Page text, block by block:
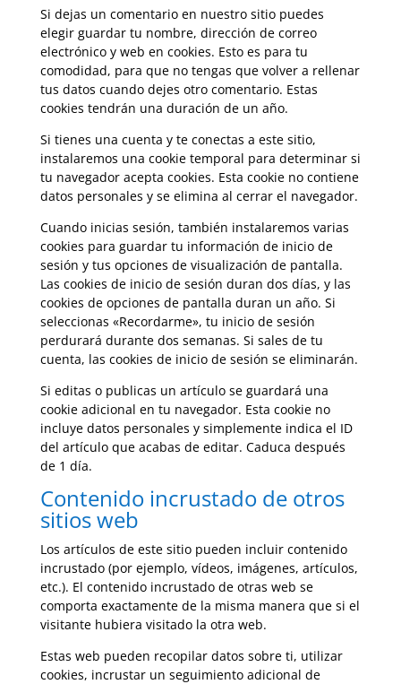
Si dejas un comentario en nuestro sitio puedes
elegir guardar tu nombre, dirección de correo
electrónico y web en cookies. Esto es para tu
comodidad, para que no tengas que volver a rellenar
tus datos cuando dejes otro comentario. Estas
cookies tendrán una duración de un año.
Si tienes una cuenta y te conectas a este sitio,
instalaremos una cookie temporal para determinar si
tu navegador acepta cookies. Esta cookie no contiene
datos personales y se elimina al cerrar el navegador.
Cuando inicias sesión, también instalaremos varias
cookies para guardar tu información de inicio de
sesión y tus opciones de visualización de pantalla.
Las cookies de inicio de sesión duran dos días, y las
cookies de opciones de pantalla duran un año. Si
seleccionas «Recordarme», tu inicio de sesión
perdurará durante dos semanas. Si sales de tu
cuenta, las cookies de inicio de sesión se eliminarán.
Si editas o publicas un artículo se guardará una
cookie adicional en tu navegador. Esta cookie no
incluye datos personales y simplemente indica el ID
del artículo que acabas de editar. Caduca después
de 1 día.
Contenido incrustado de otros
sitios web
Los artículos de este sitio pueden incluir contenido
incrustado (por ejemplo, vídeos, imágenes, artículos,
etc.). El contenido incrustado de otras web se
comporta exactamente de la misma manera que si el
visitante hubiera visitado la otra web.
Estas web pueden recopilar datos sobre ti, utilizar
cookies, incrustar un seguimiento adicional de